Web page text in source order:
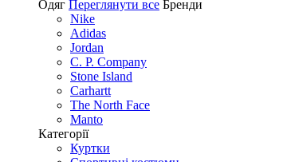
Одяг Переглянути все Бренди
Nike
Adidas
Jordan
C. P. Company
Stone Island
Carhartt
The North Face
Manto
Категорії
Куртки